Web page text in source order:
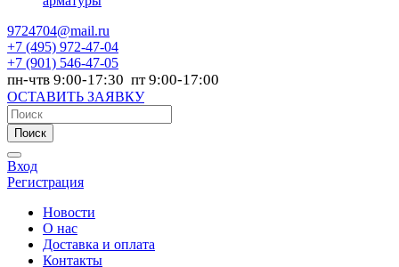
9724704@mail.ru
+7 (495) 972-47-04
+7 (901) 546-47-05
пн-чтв 9:00-17:30 пт 9:00-17:00
ОСТАВИТЬ ЗАЯВКУ
Поиск
Вход
Регистрация
Новости
О нас
Доставка и оплата
Контакты